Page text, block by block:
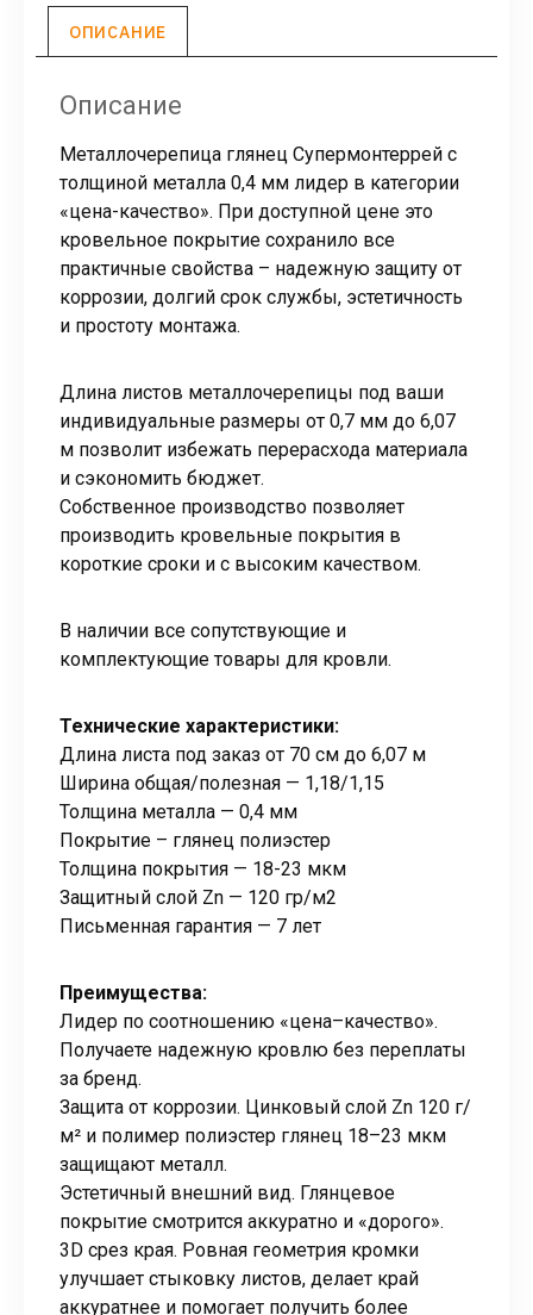
ОПИСАНИЕ
Описание
Металлочерепица глянец Супермонтеррей с
толщиной металла 0,4 мм лидер в категории
«цена-качество». При доступной цене это
кровельное покрытие сохранило все
практичные свойства – надежную защиту от
коррозии, долгий срок службы, эстетичность
и простоту монтажа.
Длина листов металлочерепицы под ваши
индивидуальные размеры от 0,7 мм до 6,07
м позволит избежать перерасхода материала
и сэкономить бюджет.
Собственное производство позволяет
производить кровельные покрытия в
короткие сроки и с высоким качеством.
В наличии все сопутствующие и
комплектующие товары для кровли.
Технические характеристики:
Длина листа под заказ от 70 см до 6,07 м
Ширина общая/полезная — 1,18/1,15
Толщина металла — 0,4 мм
Покрытие – глянец полиэстер
Толщина покрытия — 18-23 мкм
Защитный слой Zn — 120 гр/м2
Письменная гарантия — 7 лет
Преимущества:
Лидер по соотношению «цена–качество».
Получаете надежную кровлю без переплаты
за бренд.
Защита от коррозии. Цинковый слой Zn 120 г/
м² и полимер полиэстер глянец 18–23 мкм
защищают металл.
Эстетичный внешний вид. Глянцевое
покрытие смотрится аккуратно и «дорого».
3D срез края. Ровная геометрия кромки
улучшает стыковку листов, делает край
аккуратнее и помогает получить более